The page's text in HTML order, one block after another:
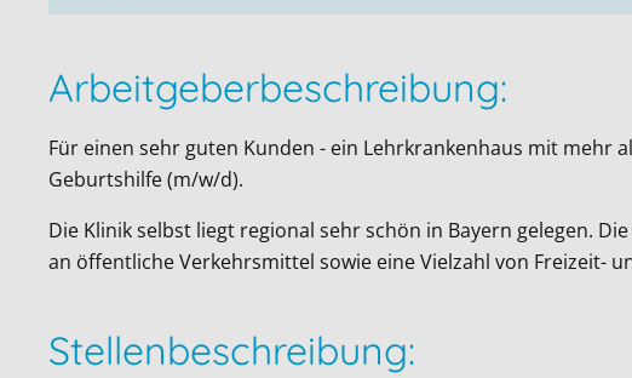
Arbeitgeberbeschreibung:
Für einen sehr guten Kunden - ein Lehrkrankenhaus mit mehr
Geburtshilfe (m/w/d).
Die Klinik selbst liegt regional sehr schön in Bayern gelegen.
an öffentliche Verkehrsmittel sowie eine Vielzahl von Freizeit-
Stellenbeschreibung: